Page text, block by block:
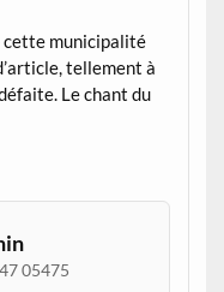
cette municipalité
tellement à
Le chant du
05475